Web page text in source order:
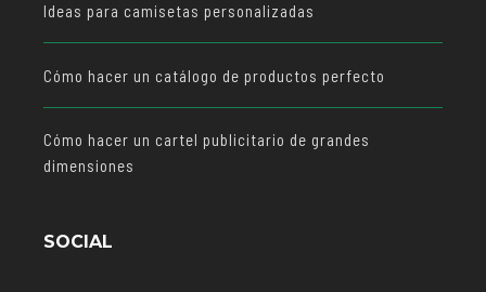
Ideas para camisetas personalizadas
Cómo hacer un catálogo de productos perfecto
Cómo hacer un cartel publicitario de grandes
dimensiones
SOCIAL